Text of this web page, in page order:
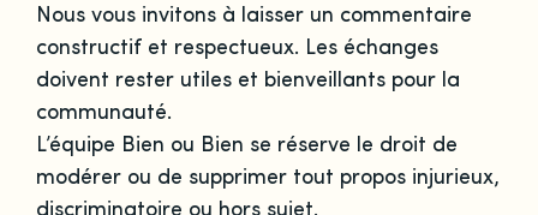
Nous vous invitons à laisser un commentaire
constructif et respectueux. Les échanges
doivent rester utiles et bienveillants pour la
communauté.
L’équipe Bien ou Bien se réserve le droit de
modérer ou de supprimer tout propos injurieux,
discriminatoire ou hors sujet.